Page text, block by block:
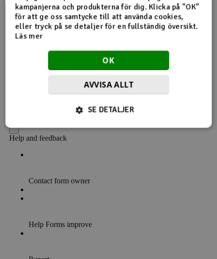
kampanjerna och produkterna för dig. Klicka på "OK"
för att ge oss samtycke till att använda cookies,
eller tryck på se detaljer för en fullständig översikt.
Läs mer
OK
AVVISA ALLT
SE DETALJER